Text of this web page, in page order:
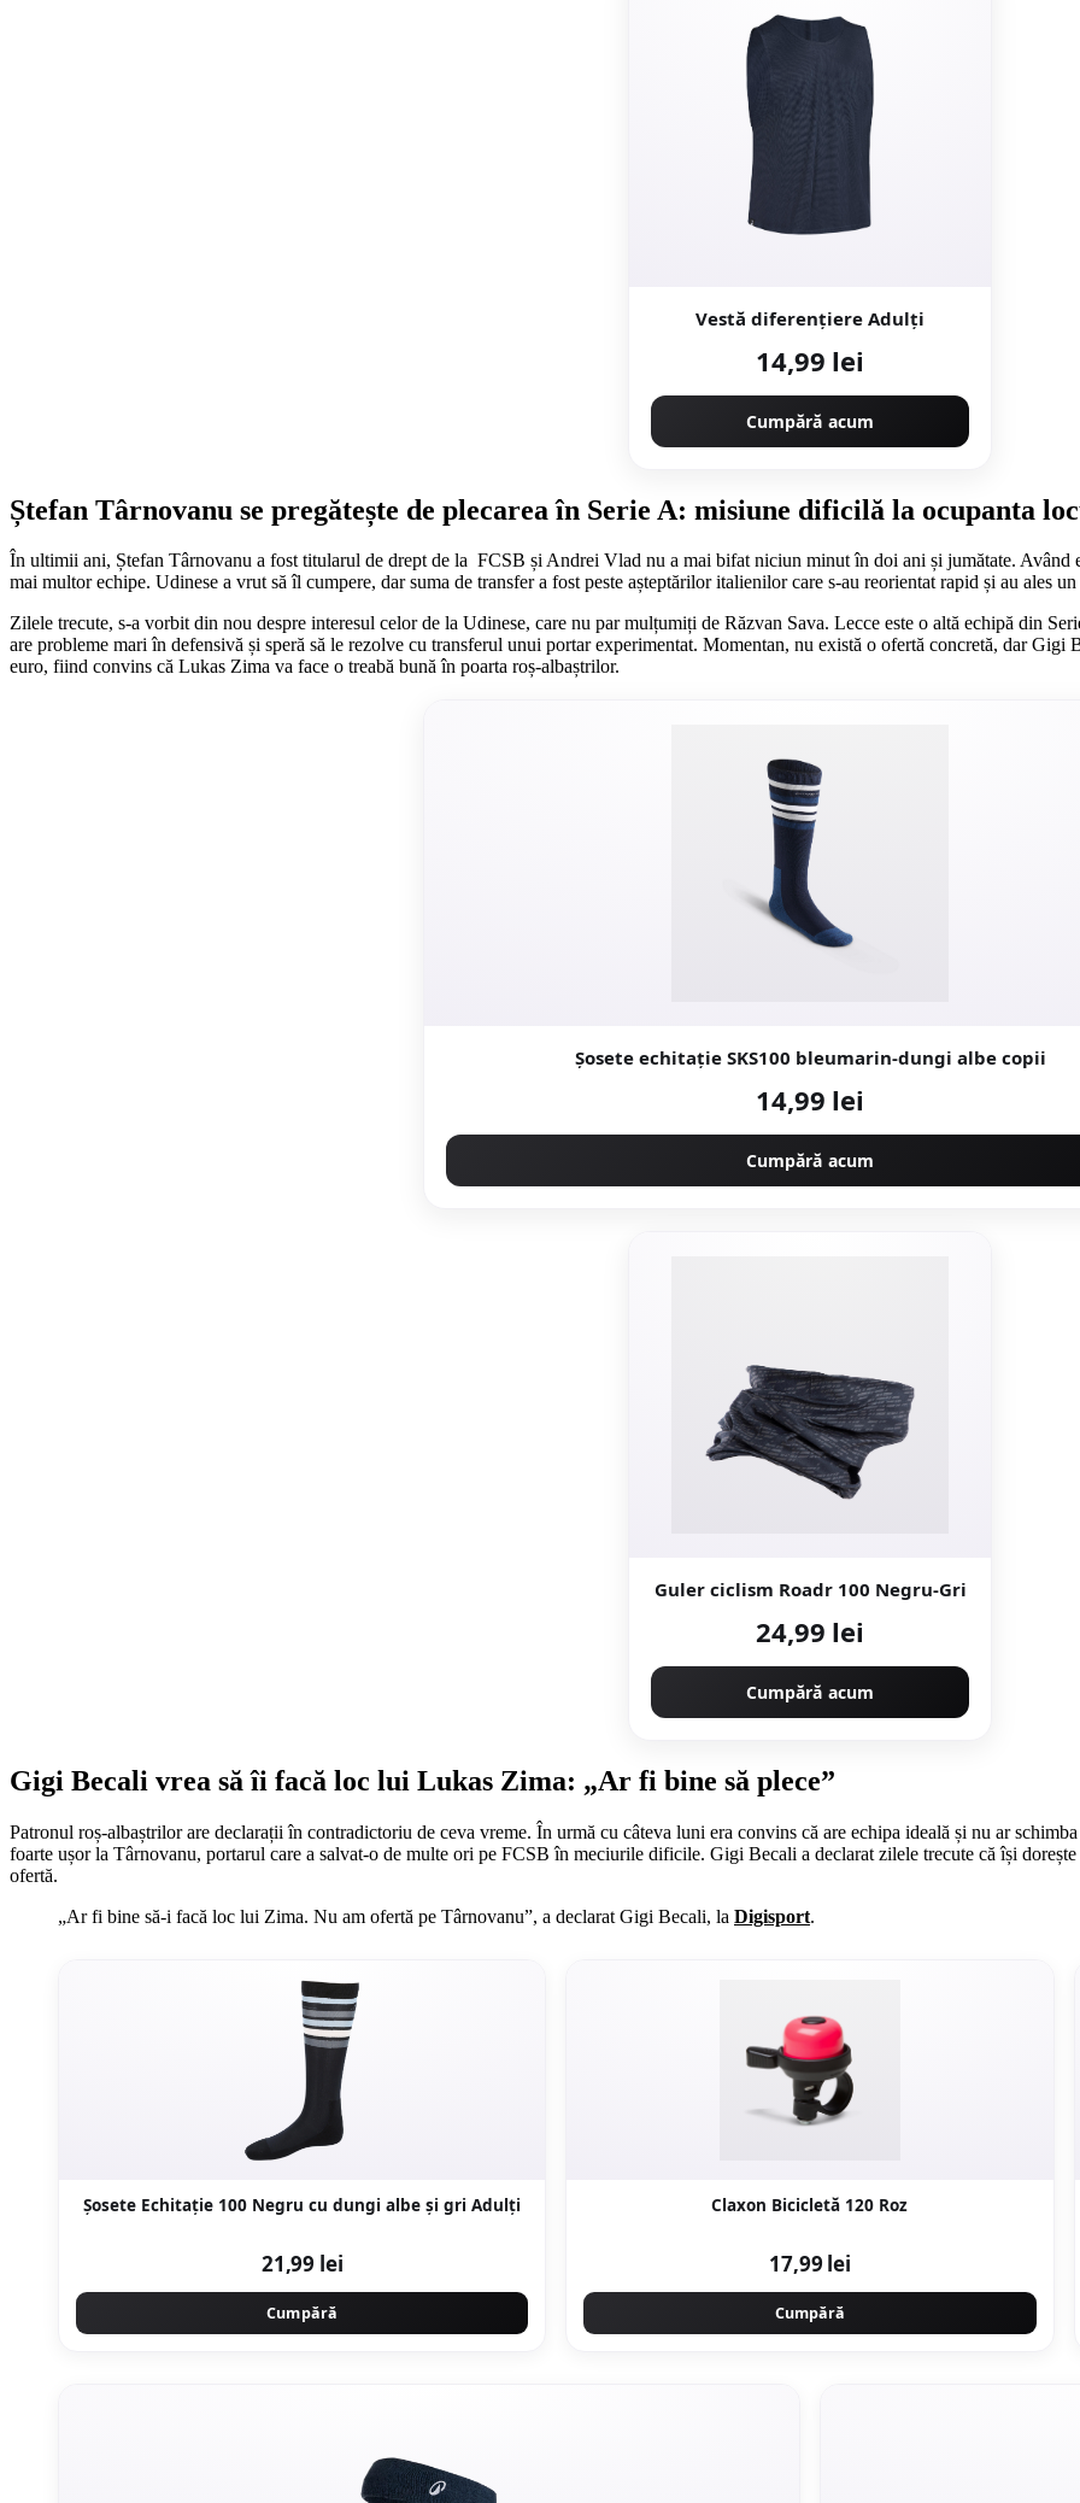
Vestă diferențiere Adulți
14,99 lei
Cumpără acum
Ștefan Târnovanu se pregătește de plecarea în Serie A: misiune dificilă la ocupanta
În ultimii ani, Ștefan Târnovanu a fost titularul de drept de la FCSB și Andrei Vlad nu a mai bifat niciun minut în doi ani și jumătate.
mai multor echipe. Udinese a vrut să îl cumpere, dar suma de transfer a fost peste așteptărilor italienilor care s-au reorientat rapid și au ales
Zilele trecute, s-a vorbit din nou despre interesul celor de la Udinese, care nu par mulțumiți de Răzvan Sava. Lecce este o altă echipă din
are probleme mari în defensivă și speră să le rezolve cu transferul unui portar experimentat. Momentan, nu există o ofertă concretă, dar
euro, fiind convins că Lukas Zima va face o treabă bună în poarta roș-albaștrilor.
Șosete echitație SKS100 bleumarin-dungi albe copii
14,99 lei
Cumpără acum
Guler ciclism Roadr 100 Negru-Gri
24,99 lei
Cumpără acum
Gigi Becali vrea să îi facă loc lui Lukas Zima: „Ar fi bine să plece”
Patronul roș-albaștrilor are declarații în contradictoriu de ceva vreme. În urmă cu câteva luni era convins că are echipa ideală și nu ar
foarte ușor la Târnovanu, portarul care a salvat-o de multe ori pe FCSB în meciurile dificile. Gigi Becali a declarat zilele trecute că își
ofertă.
„Ar fi bine să-i facă loc lui Zima. Nu am ofertă pe Târnovanu”, a declarat Gigi Becali, la Digisport.
Şosete Echitaţie 100 Negru cu dungi albe și gri Adulți
21,99 lei
Cumpără
Claxon Bicicletă 120 Roz
17,99 lei
Cumpără